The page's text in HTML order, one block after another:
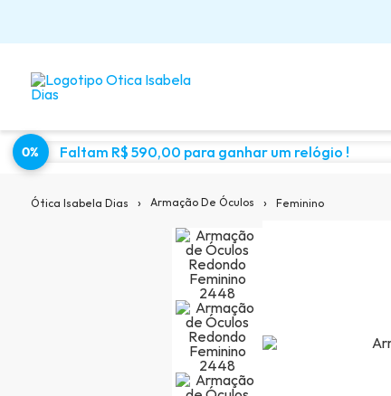
0% Faltam R$ 590,00 para ganhar um relógio !
Ótica Isabela Dias › Armação De Óculos › Feminino